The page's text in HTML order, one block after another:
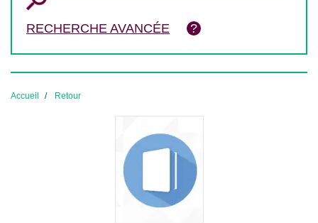
RECHERCHE AVANCÉE
Accueil Retour